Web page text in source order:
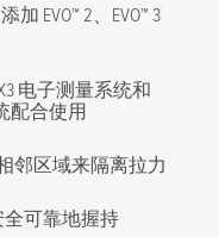
EVO™ 2、EVO™ 3
X3 电子测量系统和
配合使用
邻区域来隔离拉力
可靠地握持